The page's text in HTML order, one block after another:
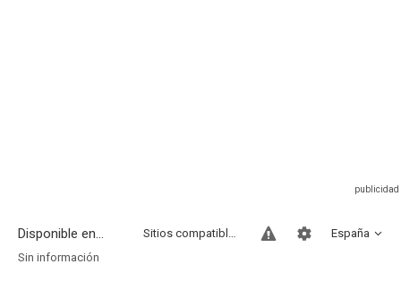
Disponible en... España
Sitios compatibles
Sin información